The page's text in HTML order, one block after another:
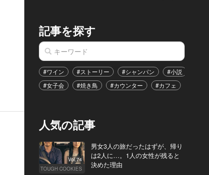
記事を探す
#ワイン #ストーリー #シャンパン #小説
#女子会
#焼き鳥 #カウンター #カフェ
人気の記事
Vol.74
TOUGH COOKIES
男女3人の旅だったはずが、帰り
は2人に…。1人の女性が残ると
決めた理由